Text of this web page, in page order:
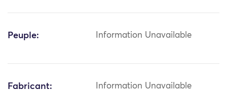
Peuple: Information Unavailable
Fabricant: Information Unavailable